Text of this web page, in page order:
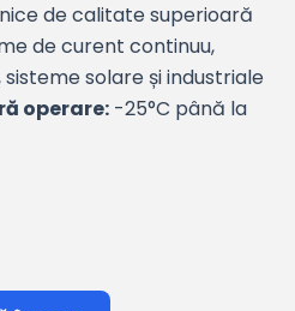
de calitate superioară
de curent continuu,
solare și industriale
operare: -25°C până la